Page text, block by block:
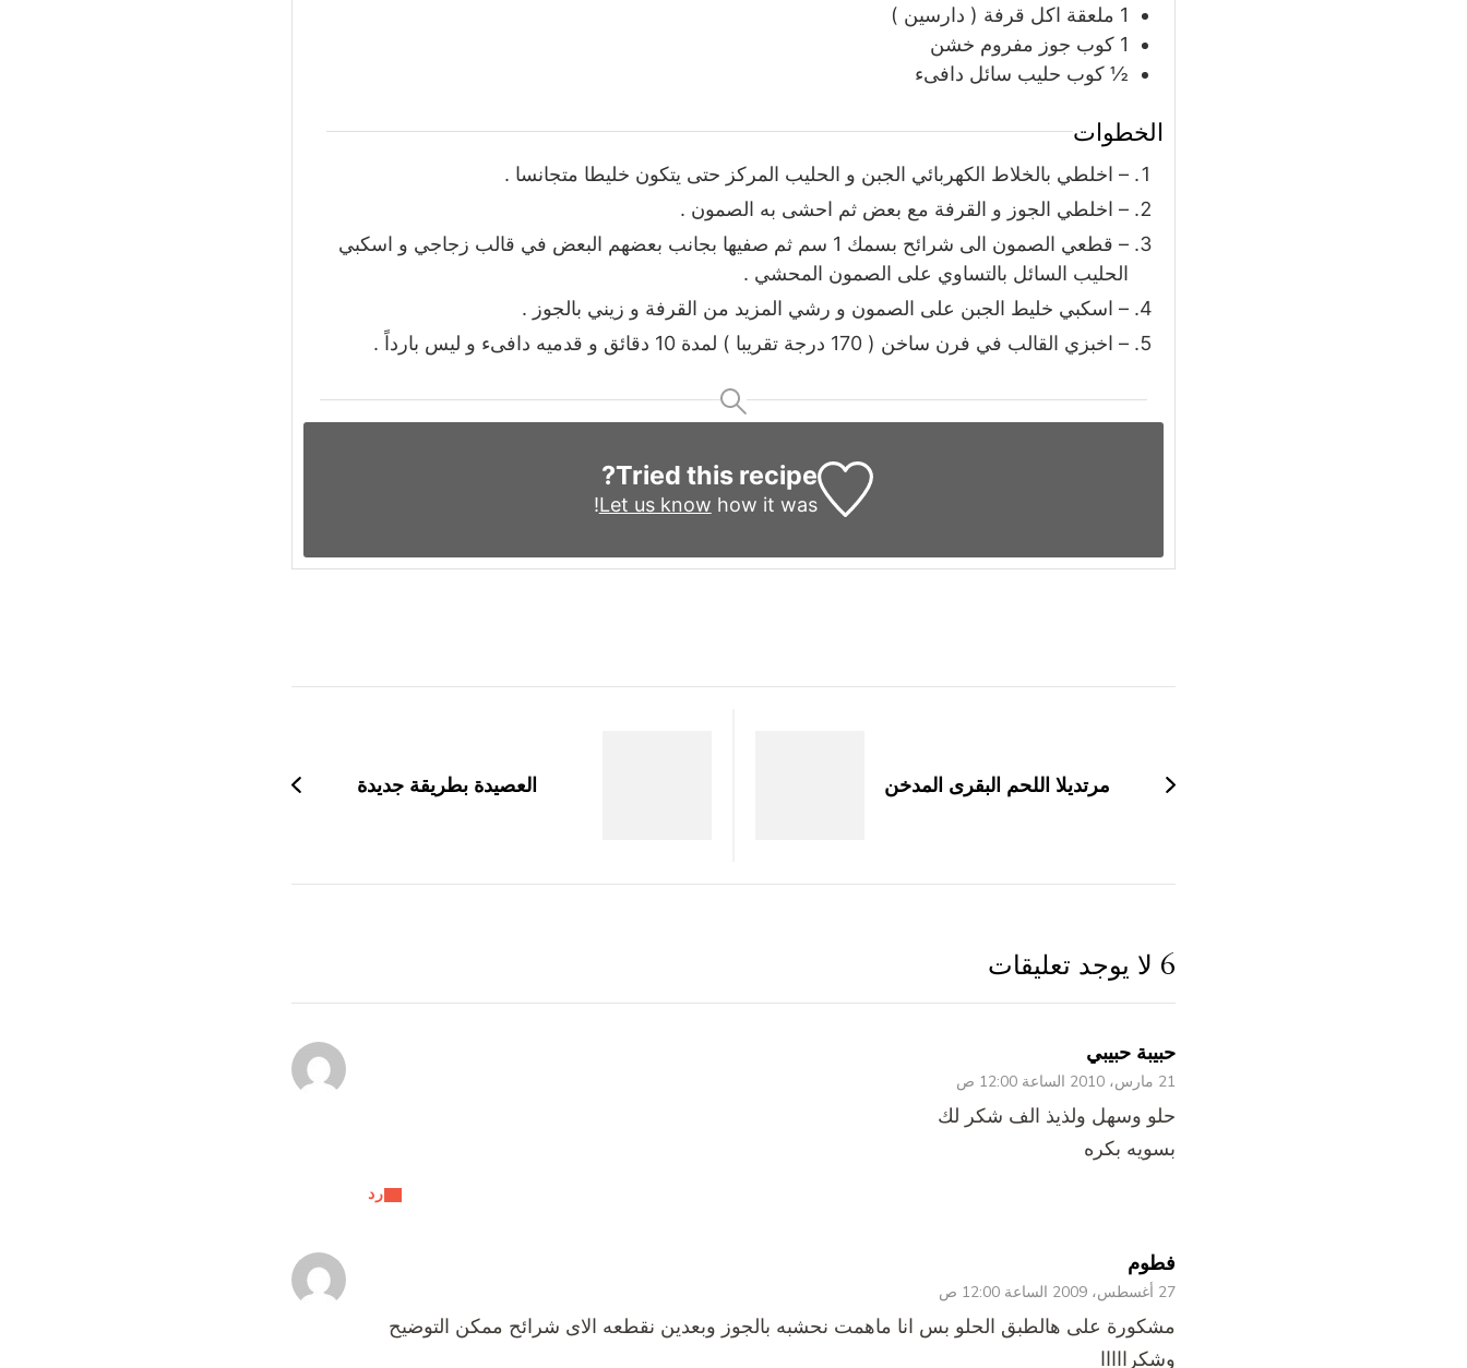
1 ملعقة اكل قرفة ( دارسين )
1 كوب جوز مفروم خشن
½ كوب حليب سائل دافىء
الخطوات
– اخلطي بالخلاط الكهربائي الجبن و الحليب المركز حتى يتكون خليطا متجانسا .
– اخلطي الجوز و القرفة مع بعض ثم احشى به الصمون .
– قطعي الصمون الى شرائح بسمك 1 سم ثم صفيها بجانب بعضهم البعض في قالب زجاجي و اسكبي
الحليب السائل بالتساوي على الصمون المحشي .
– اسكبي خليط الجبن على الصمون و رشي المزيد من القرفة و زيني بالجوز .
– اخبزي القالب في فرن ساخن ( 170 درجة تقريبا ) لمدة 10 دقائق و قدميه دافىء و ليس بارداً .
Tried this recipe?
Let us know how it was!
التدوينات
العصيدة بطريقة جديدة مرتديلا اللحم البقرى المدخن
6 لا يوجد تعليقات
حبيبة حبيبي
21 مارس، 2010 الساعة 12:00 ص
رد
حلو وسهل ولذيذ الف شكر لك
بسويه بكره
فطوم
27 أغسطس، 2009 الساعة 12:00 ص
مشكورة على هالطبق الحلو بس انا ماهمت نحشبه بالجوز وبعدين نقطعه الاى شرائح ممكن التوضيح
وشكرااااا